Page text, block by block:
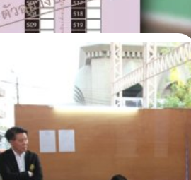
ลเลือกตั้งไม่เป็นทางการ
เน้นถูกต้อง-รวดเร็ว
ตั้งปี 62
ารเลือกตั้ง (กกต.) เผยแพร่เอกสาร
นนการเลือกตั้งอย่างไม่เป็นทางการ
า ตามที่มีสื่อมวลชนสอบถามมายัง